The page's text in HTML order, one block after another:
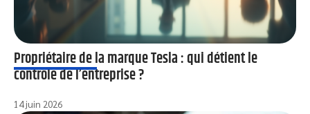
Propriétaire de la marque Tesla : qui détient le
contrôle de l’entreprise ?
14 juin 2026